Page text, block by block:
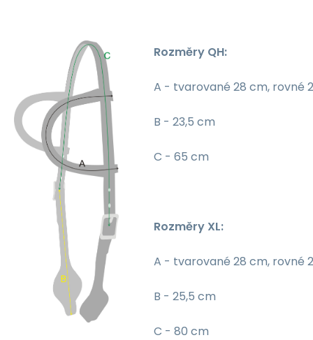
Rozměry QH:
A - tvarované 28 cm, rovné
B - 23,5 cm
C - 65 cm
Rozměry XL:
A - tvarované 28 cm, rovné
B - 25,5 cm
C - 80 cm